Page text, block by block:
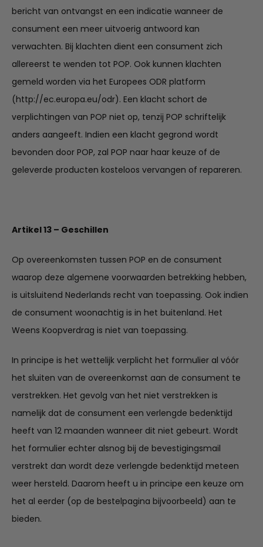
bericht van ontvangst en een indicatie wanneer de
consument een meer uitvoerig antwoord kan
verwachten. Bij klachten dient een consument zich
allereerst te wenden tot POP. Ook kunnen klachten
gemeld worden via het Europees ODR platform
(http://ec.europa.eu/odr). Een klacht schort de
verplichtingen van POP niet op, tenzij POP schriftelijk
anders aangeeft. Indien een klacht gegrond wordt
bevonden door POP, zal POP naar haar keuze of de
geleverde producten kosteloos vervangen of repareren.
Artikel 13 – Geschillen
Op overeenkomsten tussen POP en de consument
waarop deze algemene voorwaarden betrekking hebben,
is uitsluitend Nederlands recht van toepassing. Ook indien
de consument woonachtig is in het buitenland. Het
Weens Koopverdrag is niet van toepassing.
In principe is het wettelijk verplicht het formulier al vóór
het sluiten van de overeenkomst aan de consument te
verstrekken. Het gevolg van het niet verstrekken is
namelijk dat de consument een verlengde bedenktijd
heeft van 12 maanden wanneer dit niet gebeurt. Wordt
het formulier echter alsnog bij de bevestigingsmail
verstrekt dan wordt deze verlengde bedenktijd meteen
weer hersteld. Daarom heeft u in principe een keuze om
het al eerder (op de bestelpagina bijvoorbeeld) aan te
bieden.